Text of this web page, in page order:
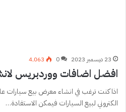
23 ديسمبر 2023 0 4٬063
افضل اضافات ووردبريس
اذا كنت ترغب في انشاء معرض بيع سيارات
الكتروني لبيع السيارات فيمكن الاستفادة…